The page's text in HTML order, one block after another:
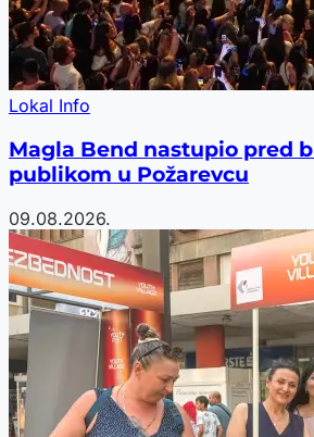
Lokal Info
Magla Bend nastupio pred
publikom u Požarevcu
09.08.2026.